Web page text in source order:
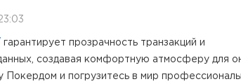
гарантирует прозрачность транзакций и
создавая комфортную атмосферу для
Покердом и погрузитесь в мир